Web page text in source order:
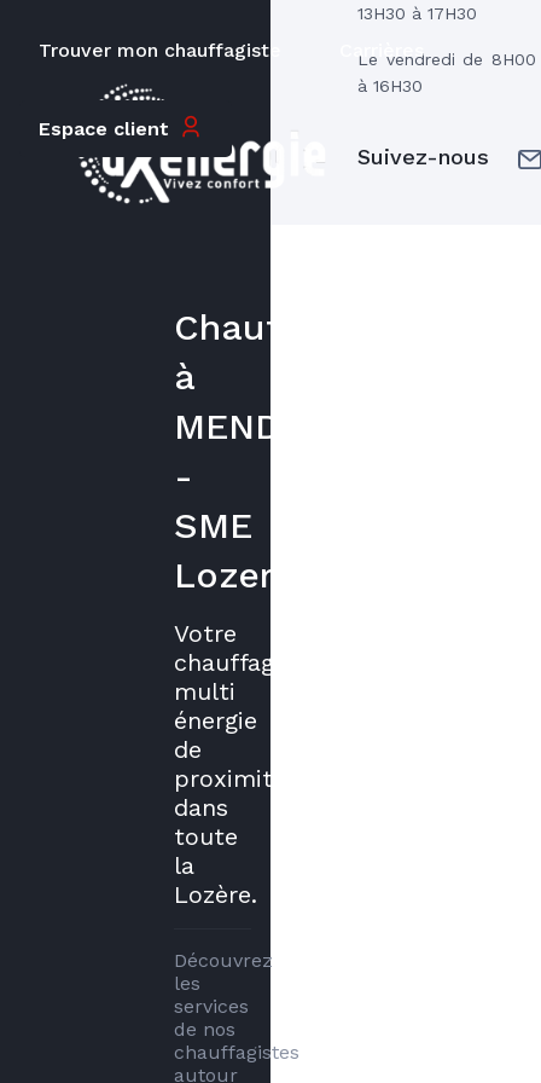
Trouver mon chauffagiste Carrières
Espace client
Chauffagiste
à
MENDE
-
SME
Lozere
Votre
chauffagiste
multi
énergie
de
proximité
dans
toute
la
Lozère.
Découvrez
les
services
de nos
chauffagistes
autour
13H30 à 17H30
Le vendredi de
à 16H30
Suivez-nous